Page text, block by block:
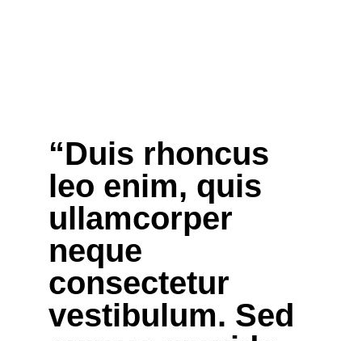
“Duis rhoncus
leo enim, quis
ullamcorper
neque
consectetur
vestibulum. Sed